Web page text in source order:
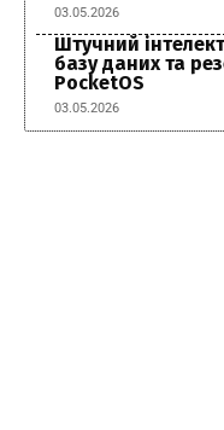
03.05.2026
Штучний
базу даних та
PocketOS
03.05.2026